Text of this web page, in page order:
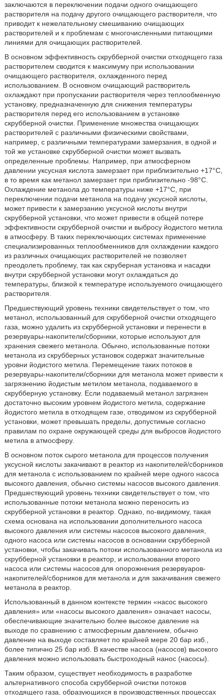
заключаются в переключении подачи одного очищающего
растворителя на подачу другого очищающего растворителя, что
приводит к нежелательному смешиванию очищающих
растворителей и к проблемам с многочисленными питающими
линиями для очищающих растворителей.
В основном эффективность скрубберной очистки отходящего газа
растворителем сводится к максимуму при использовании
очищающего растворителя, охлажденного перед
использованием. В основном очищающий растворитель
охлаждают при пропускании растворителя через теплообменную
установку, предназначенную для снижения температуры
растворителя перед его использованием в установке
скрубберной очистки. Применение множества очищающих
растворителей с различными физическими свойствами,
например, с различными температурами замерзания, в одной и
той же установке скрубберной очистки может вызвать
определенные проблемы. Например, при атмосферном
давлении уксусная кислота замерзает при приблизительно +17°C,
в то время как метанол замерзает при приблизительно -98°C.
Охлаждение метанола до температуры ниже +17°C, при
переключении подачи метанола на подачу уксусной кислоты,
может привести к замерзанию уксусной кислоты внутри
скрубберной установки, что может привести в общей потере
эффективности скрубберной очистки и выбросу йодистого метила
в атмосферу. В таких переключающих системах применение
специализированных теплообменников для охлаждении каждого
из различных очищающих растворителей не позволяет
преодолеть проблему, так как скруберная установка и насадки
внутри скрубберной установки могут охлаждаться до
температуры, близкой к температуре используемого очищающего
растворителя.
Предшествующий уровень техники свидетельствует о том, что
метанол, использованный для скрубберной очистки отходящего
газа, можно удалить из скрубберной установки и перенести в
резервуары-накопители/сборники, которые используют для
хранения свежего метанола. Обычно, использованные потоки
метанола из скрубберных установок содержат значительные
уровни йодистого метила. Перемещение таких потоков в
резервуары-накопители/сборники для метанола может привести к
загрязнению йодистым метилом метанола, подаваемого в
скрубберную установку. Если подаваемый метанол загрязнен
достаточно высоким уровнем йодистого метила, содержание
йодистого метила в отходящем газе, отводимом из скрубберной
установки, может превышать пределы, допустимые согласно
правилам по охране окружающей среды для выбросов йодистого
метила в атмосферу.
В основном поток сырого метанола для процессов получения
уксусной кислоты закачивают в реактор из накопителей/сборников
для метанола с использованием по крайней мере одного насоса
высокого давления, обычно системы насосов высокого давления.
Предшествующий уровень техники свидетельствует о том, что
использованные потоки метанола можно переносить из
скрубберной установки в реактор. Однако, по-видимому, такая
схема основана на использовании дополнительного насоса
высокого давления или системы насосов высокого давления,
одного насоса или системы насосов в основании скрубберной
установки, чтобы закачивать потоки использованного метанола из
скрубберной установки в реактор, и использовании второго
насоса или системы насосов для опорожнения резервуаров-
накопителей/сборников для метанола и для закачивания свежего
метанола в реактор.
Использованный в данном контексте термин «насос высокого
давления» или «насосы высокого давления» означает насосы,
обеспечивающие значительно более высокое давление на
выходе по сравнению с атмосферным давлением, обычно
давление на выходе составляет по крайней мере 20 бар изб.,
более типично 25 бар изб. В качестве насоса (насосов) высокого
давления можно использовать быстроходный нанос (насосы).
Таким образом, существует необходимость в разработке
альтернативного способа скрубберной очистки потоков
отходящего газа, образующихся в производственных процессах